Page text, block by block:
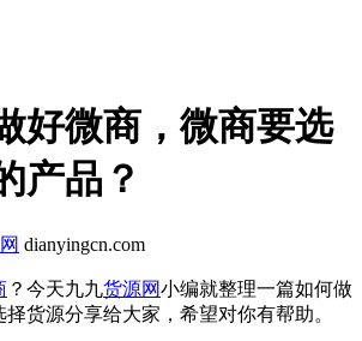
好微商，微商要选
产品？
dianyingcn.com
？今天九九货源网小编就整理一篇如何做
货源分享给大家，希望对你有帮助。